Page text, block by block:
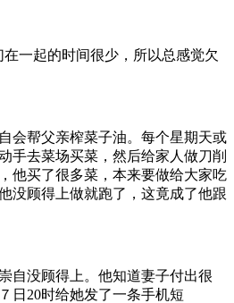
一起的时间很少，所以总感觉欠
帮父亲榨菜子油。每个星期天或
手去菜场买菜，然后给家人做刀削
他买了很多菜，本来要做给大家吃
没顾得上做就跑了，这竟成了他跟
没顾得上。他知道妻子付出很
日20时给她发了一条手机短